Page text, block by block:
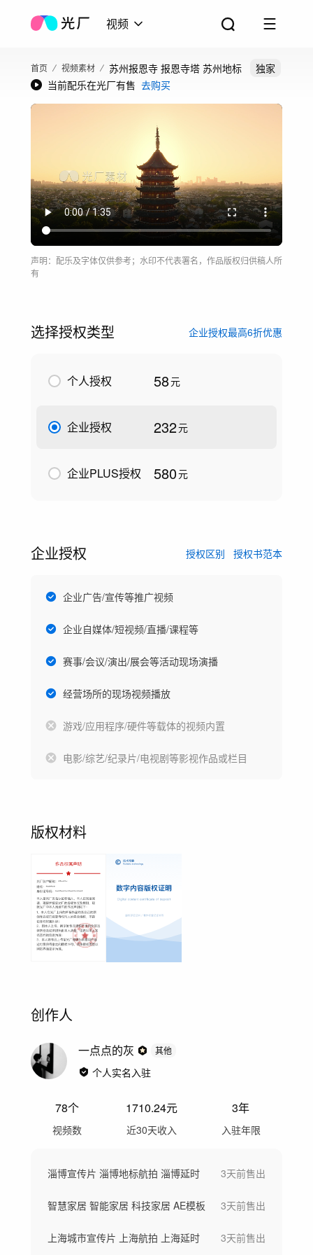
视频
首页 视频素材 苏州报恩寺 报恩寺塔 苏州地标
独家
当前配乐在光厂有售 去购买
声明：配乐及字体仅供参考；水印不代表署名，作品版权归供稿人所
有
选择授权类型 企业授权最高6折优惠
个人授权 58元
企业授权 232元
企业PLUS授权 580元
企业授权 授权区别 授权书范本
企业广告/宣传等推广视频
企业自媒体/短视频/直播/课程等
赛事/会议/演出/展会等活动现场演播
经营场所的现场视频播放
游戏/应用程序/硬件等载体的视频内置
电影/综艺/纪录片/电视剧等影视作品或栏目
版权材料
创作人
一点点的灰 其他
个人实名入驻
78个
视频数
1710.24元
近30天收入
3年
入驻年限
淄博宣传片 淄博地标航拍 淄博延时 3天前售出
智慧家居 智能家居 科技家居 AE模板 3天前售出
上海城市宣传片 上海航拍 上海延时 3天前售出